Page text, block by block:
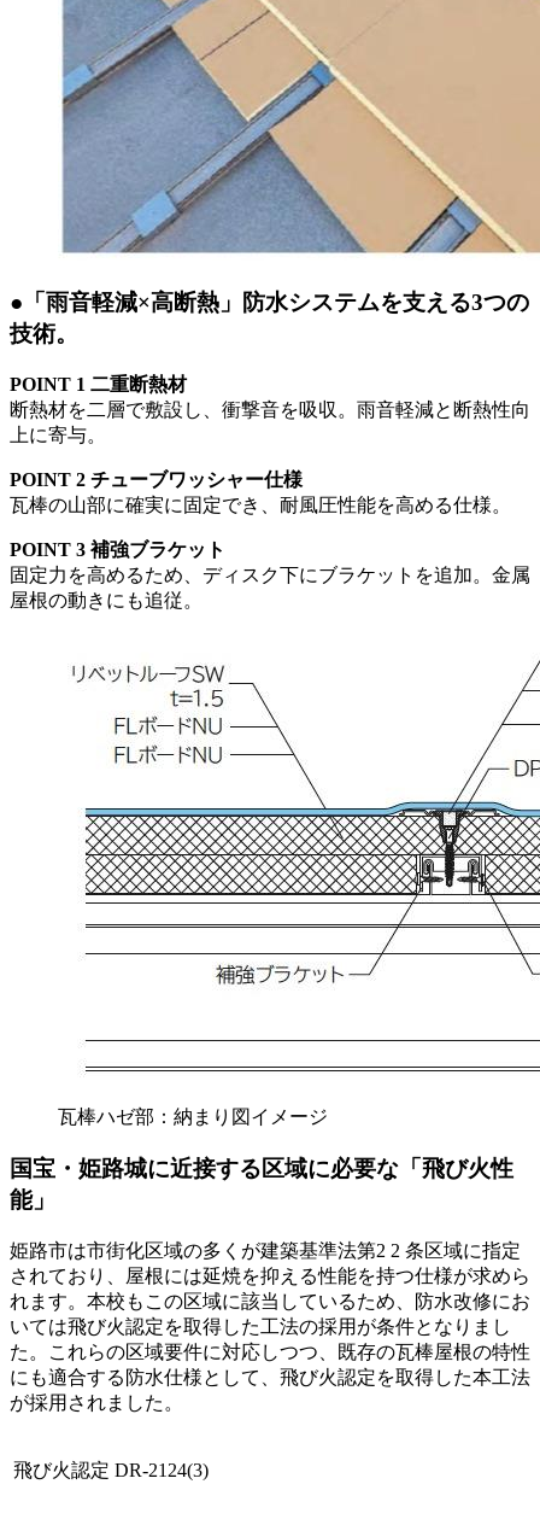
●「雨音軽減×高断熱」防水システムを支える3つの
技術。
POINT 1 二重断熱材
断熱材を二層で敷設し、衝撃音を吸収。雨音軽減と断熱性向
上に寄与。
POINT 2 チューブワッシャー仕様
瓦棒の山部に確実に固定でき、耐風圧性能を高める仕様。
POINT 3 補強ブラケット
固定力を高めるため、ディスク下にブラケットを追加。金属
屋根の動きにも追従。
瓦棒ハゼ部：納まり図イメージ
国宝・姫路城に近接する区域に必要な「飛び火性
能」
姫路市は市街化区域の多くが建築基準法第2 2 条区域に指定
されており、屋根には延焼を抑える性能を持つ仕様が求めら
れます。本校もこの区域に該当しているため、防水改修にお
いては飛び火認定を取得した工法の採用が条件となりまし
た。これらの区域要件に対応しつつ、既存の瓦棒屋根の特性
にも適合する防水仕様として、飛び火認定を取得した本工法
が採用されました。
飛び火認定 DR-2124(3)